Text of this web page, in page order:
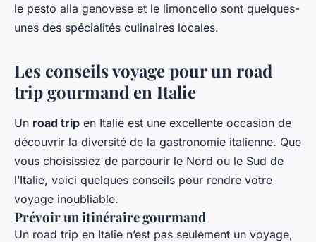
le pesto alla genovese et le limoncello sont quelques-
unes des spécialités culinaires locales.
Les conseils voyage pour un road
trip gourmand en Italie
Un road trip en Italie est une excellente occasion de
découvrir la diversité de la gastronomie italienne. Que
vous choisissiez de parcourir le Nord ou le Sud de
l’Italie, voici quelques conseils pour rendre votre
voyage inoubliable.
Prévoir un itinéraire gourmand
Un road trip en Italie n’est pas seulement un voyage,